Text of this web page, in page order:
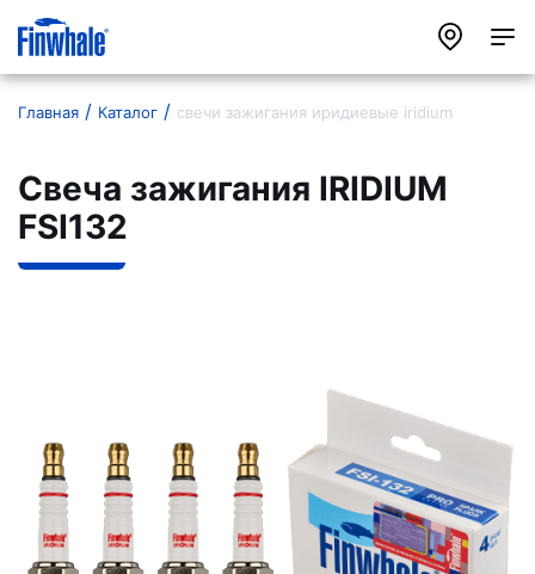
Главная Каталог свечи зажигания иридиевые iridium
Свеча зажигания IRIDIUM
FSI132